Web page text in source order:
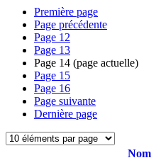
Première page
Page précédente
Page 12
Page 13
Page 14 (page actuelle)
Page 15
Page 16
Page suivante
Dernière page
Nom